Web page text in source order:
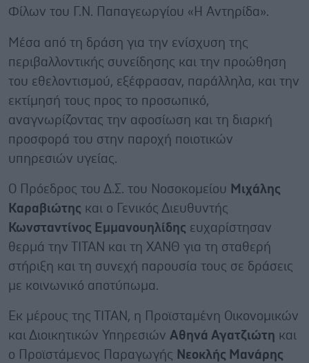
Φίλων του Γ.Ν. Παπαγεωργίου «Η Αντηρίδα».
Μέσα από τη δράση για την ενίσχυση της
περιβαλλοντικής συνείδησης και την προώθηση
του εθελοντισμού, εξέφρασαν, παράλληλα, και την
εκτίμησή τους προς το προσωπικό,
αναγνωρίζοντας την αφοσίωση και τη διαρκή
προσφορά του στην παροχή ποιοτικών
υπηρεσιών υγείας.
Ο Πρόεδρος του Δ.Σ. του Νοσοκομείου Μιχάλης
Καραβιώτης και ο Γενικός Διευθυντής
Κωνσταντίνος Εμμανουηλίδης ευχαρίστησαν
θερμά την ΤΙΤΑΝ και τη ΧΑΝΘ για τη σταθερή
στήριξη και τη συνεχή παρουσία τους σε δράσεις
με κοινωνικό αποτύπωμα.
Εκ μέρους της ΤΙΤΑΝ, η Προϊσταμένη Οικονομικών
και Διοικητικών Υπηρεσιών Αθηνά Αγατζιώτη και
ο Προϊστάμενος Παραγωγής Νεοκλής Μανάρης